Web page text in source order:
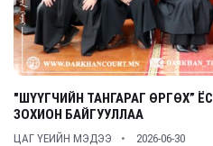
"ШҮҮГЧИЙН ТАНГАРАГ ӨРГӨХ”
ЗОХИОН БАЙГУУЛЛАА
ЦАГ ҮЕИЙН МЭДЭЭ 2026-06-30